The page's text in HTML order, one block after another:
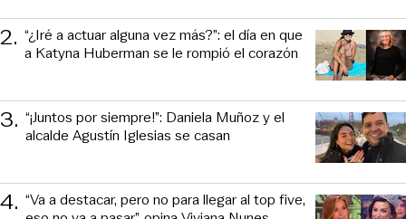
2. “¿Iré a actuar alguna vez más?”: el día en que
a Katyna Huberman se le rompió el corazón
3. “¡Juntos por siempre!”: Daniela Muñoz y el
alcalde Agustín Iglesias se casan
4. “Va a destacar, pero no para llegar al top five,